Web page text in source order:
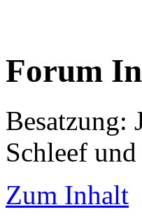
Forum
Besatzung:
Schleef
Zum Inhalt